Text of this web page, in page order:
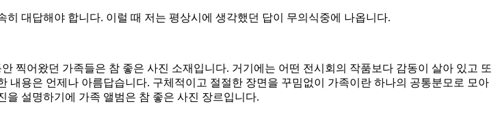
대답해야 합니다. 이럴 때 저는 평상시에 생각했던 답이 무의식중에 나옵니다.
찍어왔던 가족들은 참 좋은 사진 소재입니다. 거기에는 어떤 전시회의 작품보다 감동이 살아 있고 또
용은 언제나 아름답습니다. 구체적이고 절절한 장면을 꾸밈없이 가족이란 하나의 공통분모로 모아
설명하기에 가족 앨범은 참 좋은 사진 장르입니다.